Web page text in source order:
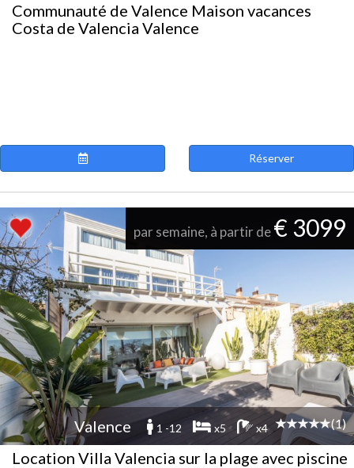
Communauté de Valence Maison vacances
Costa de Valencia Valence
Réserver
par semaine, à partir de€ 3099
Valence 1 -12 x5 x4 (1)
Location Villa Valencia sur la plage avec piscine